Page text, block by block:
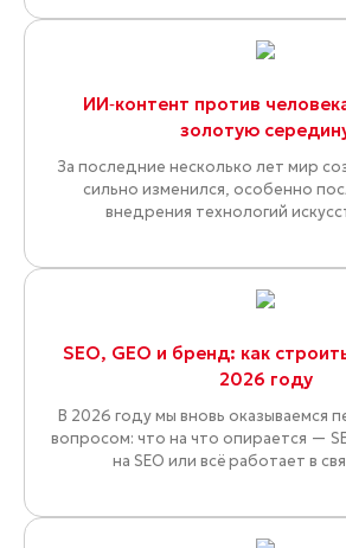
ИИ‑контент против
золотую
За последние несколько лет мир
сильно изменился, особенно
внедрения технологий
SEO, GEO и бренд: как
2026 году
В 2026 году мы вновь оказываемся
вопросом: что на что опирается —
на SEO или всё работает в